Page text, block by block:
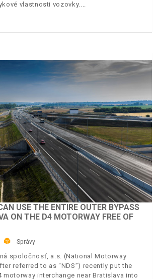
vlastnosti vozovky.
USE THE ENTIRE OUTER BYPASS
ON THE D4 MOTORWAY FREE OF
Správy
spoločnosť, a.s. (National Motorway
referred to as “NDS”) recently put the
motorway interchange near Bratislava into